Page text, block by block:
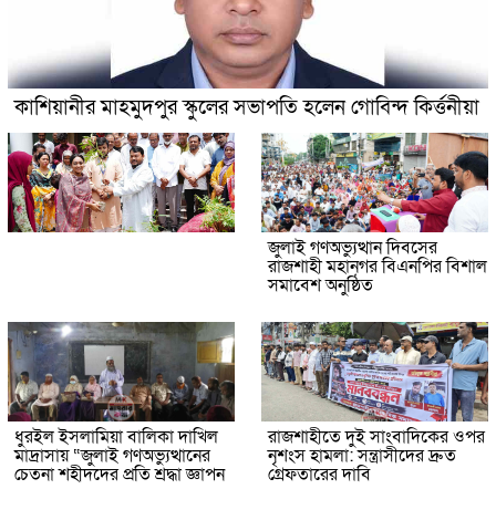
কাশিয়ানীর মাহমুদপুর স্কুলের সভাপতি হলেন গোবিন্দ কির্ত্তনীয়া
জুলাই গণঅভ্যুত্থান দিবসের
রাজশাহী মহানগর বিএনপির বিশাল
সমাবেশ অনুষ্ঠিত
ধুরইল ইসলামিয়া বালিকা দাখিল
মাদ্রাসায় “জুলাই গণঅভ্যুত্থানের
চেতনা শহীদদের প্রতি শ্রদ্ধা জ্ঞাপন
রাজশাহীতে দুই সাংবাদিকের ওপর
নৃশংস হামলা: সন্ত্রাসীদের দ্রুত
গ্রেফতারের দাবি